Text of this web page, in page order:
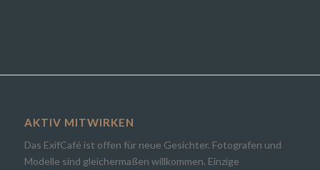
AKTIV MITWIRKEN
Das ExifCafé ist offen für neue Gesichter. Fotografen und
Modelle sind gleichermaßen willkommen. Einzige